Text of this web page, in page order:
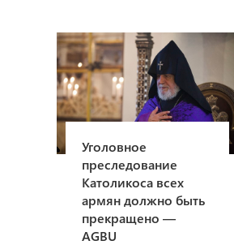
Уголовное
преследование
Католикоса всех
армян должно быть
прекращено —
AGBU